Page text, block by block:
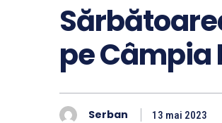
pe Câmpia
Serban 13 mai 2023